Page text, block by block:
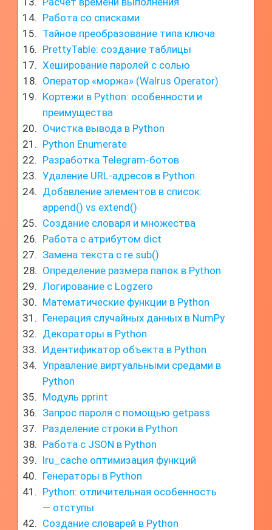
Работа со списками
Тайное преобразование типа ключа
PrettyTable: создание таблицы
Хеширование паролей с солью
Оператор «моржа» (Walrus Operator)
Кортежи в Python: особенности и
преимущества
Очистка вывода в Python
Python Enumerate
Разработка Telegram-ботов
Удаление URL-адресов в Python
Добавление элементов в список:
append() vs extend()
Создание словаря и множества
Работа с атрибутом dict
Замена текста с re.sub()
Определение размера папок в Python
Логирование с Logzero
Математические функции в Python
Генерация случайных данных в NumPy
Декораторы в Python
Идентификатор объекта в Python
Управление виртуальными средами в
Python
Модуль pprint
Запрос пароля с помощью getpass
Разделение строки в Python
Работа с JSON в Python
lru_cache оптимизация функций
Генераторы в Python
Python: отличительная особенность
— отступы
Создание словарей в Python